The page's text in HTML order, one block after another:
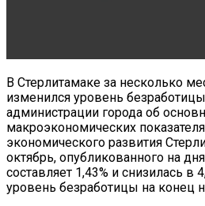
В Стерлитамаке за несколько
изменился уровень
администрации города об
макроэкономических
экономического развития
октябрь, опубликованного на
составляет 1,43% и снизилась в
уровень безработицы на конец